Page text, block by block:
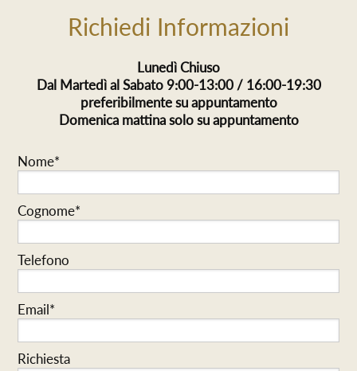
Richiedi Informazioni
Lunedì Chiuso
Dal Martedì al Sabato 9:00-13:00 / 16:00-19:30
preferibilmente su appuntamento
Domenica mattina solo su appuntamento
Nome*
Cognome*
Telefono
Email*
Richiesta